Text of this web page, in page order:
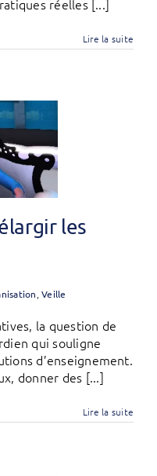
réelles [...]
Lire la suite
les
,Veille
la question de
qui souligne
d’enseignement.
donner des [...]
Lire la suite